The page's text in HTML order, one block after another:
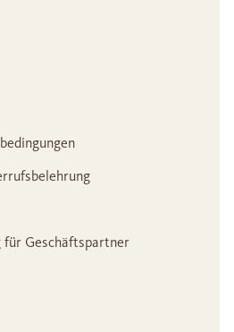
für Geschäftspartner